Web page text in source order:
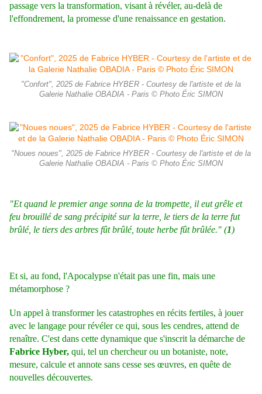
passage vers la transformation, visant à révéler, au-delà de
l'effondrement, la promesse d'une renaissance en gestation.
"Confort", 2025 de Fabrice HYBER - Courtesy de l'artiste et de la
Galerie Nathalie OBADIA - Paris © Photo Éric SIMON
"Noues noues", 2025 de Fabrice HYBER - Courtesy de l'artiste et de la
Galerie Nathalie OBADIA - Paris © Photo Éric SIMON
"Et quand le premier ange sonna de la trompette, il eut grêle et
feu brouillé de sang précipité sur la terre, le tiers de la terre fut
brûlé, le tiers des arbres fût brûlé, toute herbe fût brûlée." (1)
Et si, au fond, l'Apocalypse n'était pas une fin, mais une
métamorphose ?
Un appel à transformer les catastrophes en récits fertiles, à jouer
avec le langage pour révéler ce qui, sous les cendres, attend de
renaître. C'est dans cette dynamique que s'inscrit la démarche de
Fabrice Hyber, qui, tel un chercheur ou un botaniste, note,
mesure, calcule et annote sans cesse ses œuvres, en quête de
nouvelles découvertes.